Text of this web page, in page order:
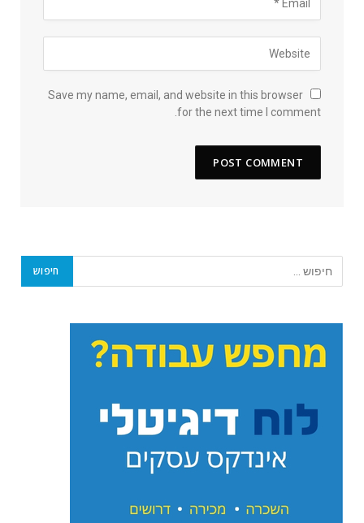
Save my name, email, and website in this browser
for the next time I comment.